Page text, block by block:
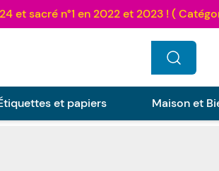
et papiers Maison et